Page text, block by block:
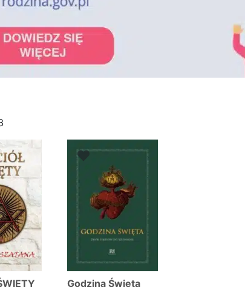
według
najnowszych
Godzina Święta